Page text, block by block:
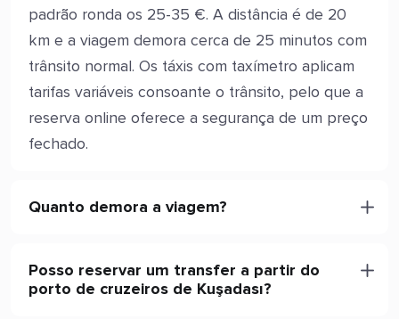
padrão ronda os 25-35 €. A distância é de 20
km e a viagem demora cerca de 25 minutos com
trânsito normal. Os táxis com taxímetro aplicam
tarifas variáveis consoante o trânsito, pelo que a
reserva online oferece a segurança de um preço
fechado.
Quanto demora a viagem?
Posso reservar um transfer a partir do
porto de cruzeiros de Kuşadası?